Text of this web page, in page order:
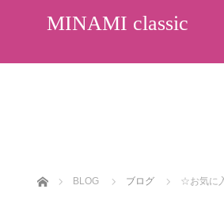
MINAMI classic
ホーム BLOG ブログ ☆お気に